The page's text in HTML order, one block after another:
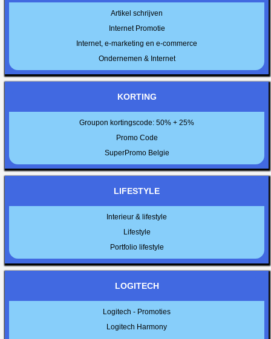
Artikel schrijven
Internet Promotie
Internet, e-marketing en e-commerce
Ondernemen & Internet
KORTING
Groupon kortingscode: 50% + 25%
Promo Code
SuperPromo Belgie
LIFESTYLE
Interieur & lifestyle
Lifestyle
Portfolio lifestyle
LOGITECH
Logitech - Promoties
Logitech Harmony